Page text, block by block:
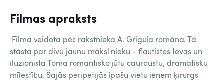
Filmas apraksts
Filma veidota pēc rakstnieka A. Griguļa romāna. Tā
stāsta par divu jaunu mākslinieku - flautistes Ievas un
iluzionista Toma romantisko jūtu cauraustu, dramatisku
mīlestību. Šajās peripetijās īpašu vietu ieņem ķirurgs